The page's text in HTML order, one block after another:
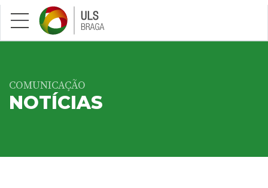
Saltar para conteúdo principal
COMUNICAÇÃO
NOTÍCIAS